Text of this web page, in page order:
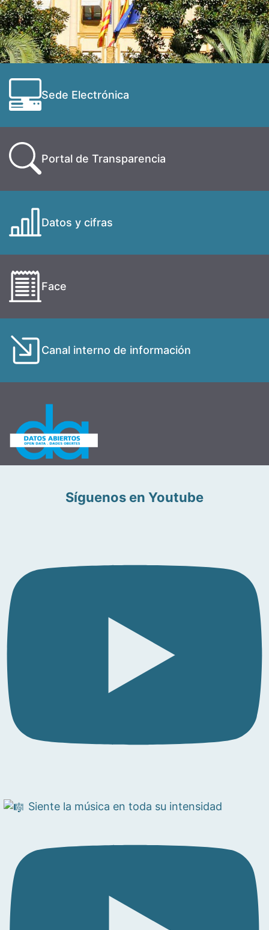
Sede Electrónica
Portal de Transparencia
Datos y cifras
Face
Canal interno de información
Síguenos en Youtube
Siente la música en toda su intensidad